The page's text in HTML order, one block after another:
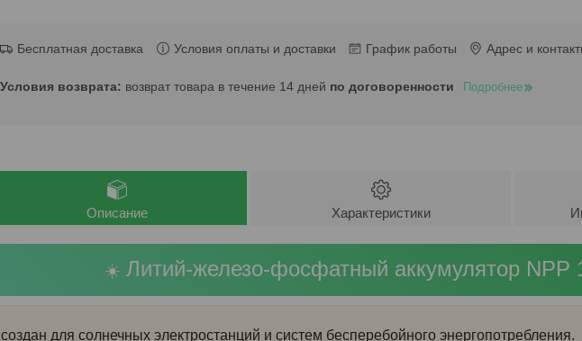
Бесплатная доставка Условия оплаты и доставки График работы Адрес и
возврат товара в течение 14 дней по договоренности Подробнее
Описание Характеристики
☀️ Литий-железо-фосфатный аккумулятор NPP
создан для солнечных электростанций и систем бесперебойного энергопотребления.